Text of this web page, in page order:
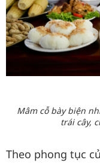
Mâm cỗ bày biện
trái cây,
Theo phong tục